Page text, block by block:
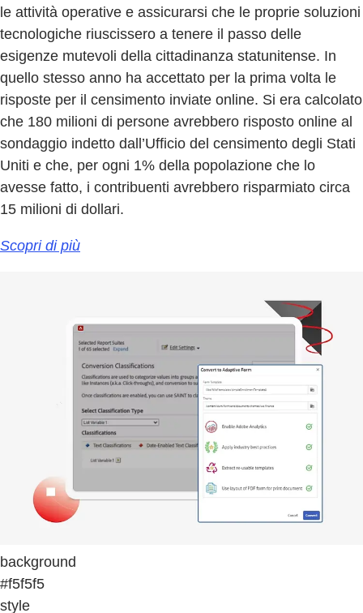
le attività operative e assicurarsi che le proprie soluzioni
tecnologiche riuscissero a tenere il passo delle
esigenze mutevoli della cittadinanza statunitense. In
quello stesso anno ha accettato per la prima volta le
risposte per il censimento inviate online. Si era calcolato
che 180 milioni di persone avrebbero risposto online al
sondaggio indetto dall’Ufficio del censimento degli Stati
Uniti e che, per ogni 1% della popolazione che lo
avesse fatto, i contribuenti avrebbero risparmiato circa
15 milioni di dollari.
Scopri di più
background
#f5f5f5
style